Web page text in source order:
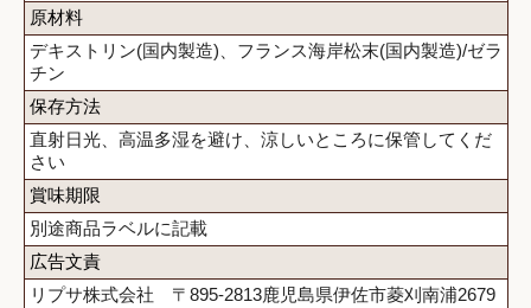
原材料
デキストリン(国内製造)、フランス海岸松末(国内製造)/ゼラ
チン
保存方法
直射日光、高温多湿を避け、涼しいところに保管してくだ
さい
賞味期限
別途商品ラベルに記載
広告文責
リプサ株式会社 〒895-2813鹿児島県伊佐市菱刈南浦2679